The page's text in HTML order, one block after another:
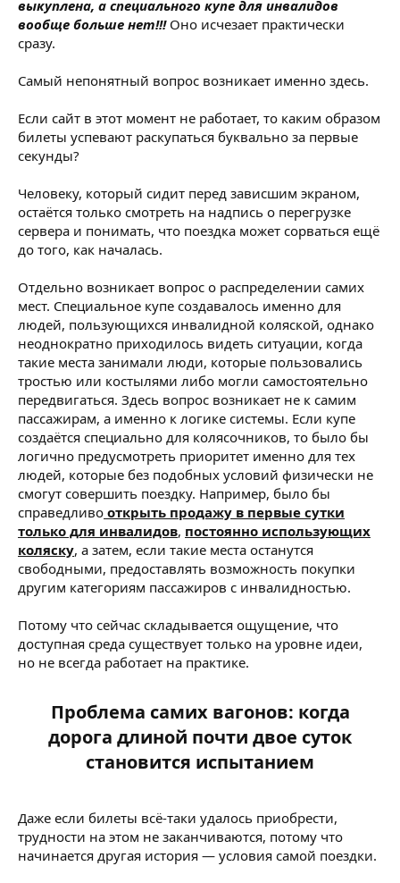
выкуплена, а специального купе для инвалидов
вообще больше нет!!!Оно исчезает практически
сразу.
Самый непонятный вопрос возникает именно здесь.
Если сайт в этот момент не работает, то каким образом
билеты успевают раскупаться буквально за первые
секунды?
Человеку, который сидит перед зависшим экраном,
остаётся только смотреть на надпись о перегрузке
сервера и понимать, что поездка может сорваться ещё
до того, как началась.
Отдельно возникает вопрос о распределении самих
мест. Специальное купе создавалось именно для
людей, пользующихся инвалидной коляской, однако
неоднократно приходилось видеть ситуации, когда
такие места занимали люди, которые пользовались
тростью или костылями либо могли самостоятельно
передвигаться. Здесь вопрос возникает не к самим
пассажирам, а именно к логике системы. Если купе
создаётся специально для колясочников, то было бы
логично предусмотреть приоритет именно для тех
людей, которые без подобных условий физически не
смогут совершить поездку. Например, было бы
справедливо открыть продажу в первые сутки
только для инвалидов, постоянно использующих
коляску, а затем, если такие места останутся
свободными, предоставлять возможность покупки
другим категориям пассажиров с инвалидностью.
Потому что сейчас складывается ощущение, что
доступная среда существует только на уровне идеи,
но не всегда работает на практике.
Проблема самих вагонов: когда
дорога длиной почти двое суток
становится испытанием​
Даже если билеты всё-таки удалось приобрести,
трудности на этом не заканчиваются, потому что
начинается другая история — условия самой поездки.